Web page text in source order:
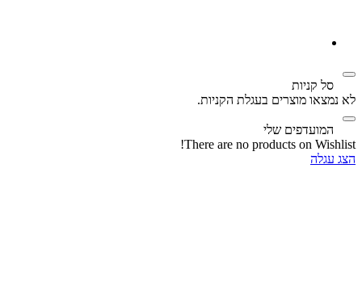
סל קניות‬
לא נמצאו מוצרים בעגלת הקניות.
המועדפים שלי
There are no products on Wishlist!
הצג עגלה